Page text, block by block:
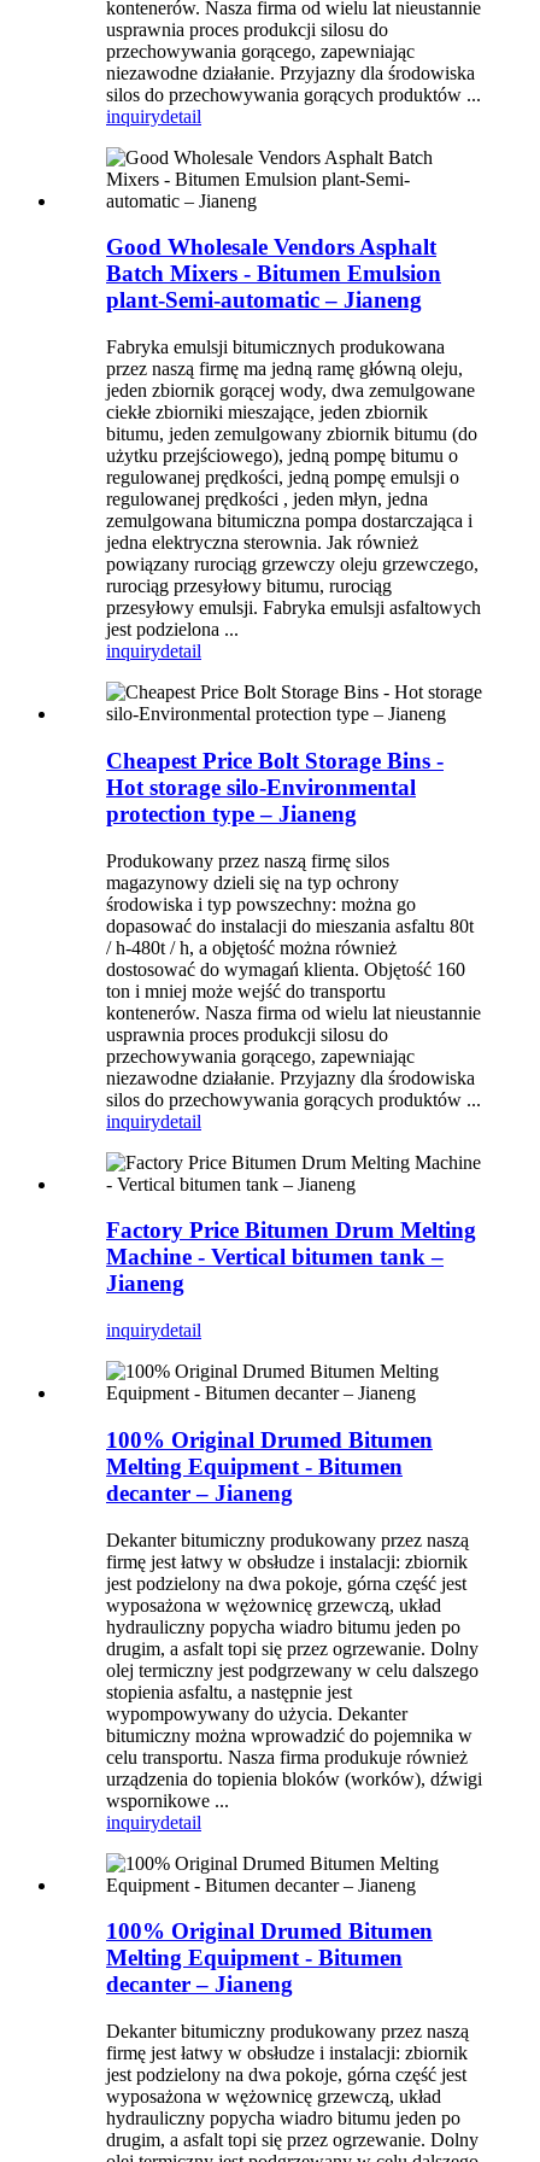
kontenerów. Nasza firma od wielu lat nieustannie
usprawnia proces produkcji silosu do
przechowywania gorącego, zapewniając
niezawodne działanie. Przyjazny dla środowiska
silos do przechowywania gorących produktów ...
inquirydetail
Good Wholesale Vendors Asphalt
Batch Mixers - Bitumen Emulsion
plant-Semi-automatic – Jianeng
Fabryka emulsji bitumicznych produkowana
przez naszą firmę ma jedną ramę główną oleju,
jeden zbiornik gorącej wody, dwa zemulgowane
ciekłe zbiorniki mieszające, jeden zbiornik
bitumu, jeden zemulgowany zbiornik bitumu (do
użytku przejściowego), jedną pompę bitumu o
regulowanej prędkości, jedną pompę emulsji o
regulowanej prędkości , jeden młyn, jedna
zemulgowana bitumiczna pompa dostarczająca i
jedna elektryczna sterownia. Jak również
powiązany rurociąg grzewczy oleju grzewczego,
rurociąg przesyłowy bitumu, rurociąg
przesyłowy emulsji. Fabryka emulsji asfaltowych
jest podzielona ...
inquirydetail
Cheapest Price Bolt Storage Bins -
Hot storage silo-Environmental
protection type – Jianeng
Produkowany przez naszą firmę silos
magazynowy dzieli się na typ ochrony
środowiska i typ powszechny: można go
dopasować do instalacji do mieszania asfaltu 80t
/ h-480t / h, a objętość można również
dostosować do wymagań klienta. Objętość 160
ton i mniej może wejść do transportu
kontenerów. Nasza firma od wielu lat nieustannie
usprawnia proces produkcji silosu do
przechowywania gorącego, zapewniając
niezawodne działanie. Przyjazny dla środowiska
silos do przechowywania gorących produktów ...
inquirydetail
Factory Price Bitumen Drum Melting
Machine - Vertical bitumen tank –
Jianeng
inquirydetail
100% Original Drumed Bitumen
Melting Equipment - Bitumen
decanter – Jianeng
Dekanter bitumiczny produkowany przez naszą
firmę jest łatwy w obsłudze i instalacji: zbiornik
jest podzielony na dwa pokoje, górna część jest
wyposażona w wężownicę grzewczą, układ
hydrauliczny popycha wiadro bitumu jeden po
drugim, a asfalt topi się przez ogrzewanie. Dolny
olej termiczny jest podgrzewany w celu dalszego
stopienia asfaltu, a następnie jest
wypompowywany do użycia. Dekanter
bitumiczny można wprowadzić do pojemnika w
celu transportu. Nasza firma produkuje również
urządzenia do topienia bloków (worków), dźwigi
wspornikowe ...
inquirydetail
100% Original Drumed Bitumen
Melting Equipment - Bitumen
decanter – Jianeng
Dekanter bitumiczny produkowany przez naszą
firmę jest łatwy w obsłudze i instalacji: zbiornik
jest podzielony na dwa pokoje, górna część jest
wyposażona w wężownicę grzewczą, układ
hydrauliczny popycha wiadro bitumu jeden po
drugim, a asfalt topi się przez ogrzewanie. Dolny